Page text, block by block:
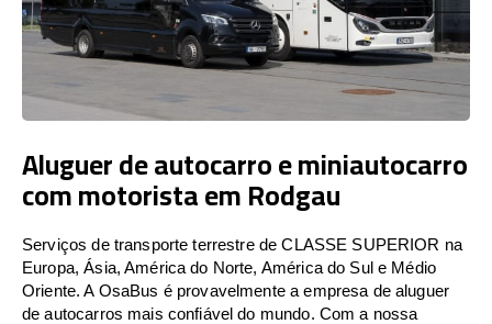
Aluguer de autocarro e miniautocarro
com motorista em Rodgau
Serviços de transporte terrestre de CLASSE SUPERIOR na
Europa, Ásia, América do Norte, América do Sul e Médio
Oriente. A OsaBus é provavelmente a empresa de aluguer
de autocarros mais confiável do mundo. Com a nossa